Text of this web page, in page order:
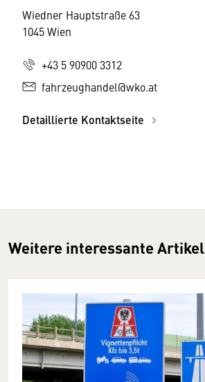
Wiedner Hauptstraße 63
1045 Wien
+43 5 90900 3312
fahrzeughandel@wko.at
Detaillierte Kontaktseite
Weitere interessante Artikel